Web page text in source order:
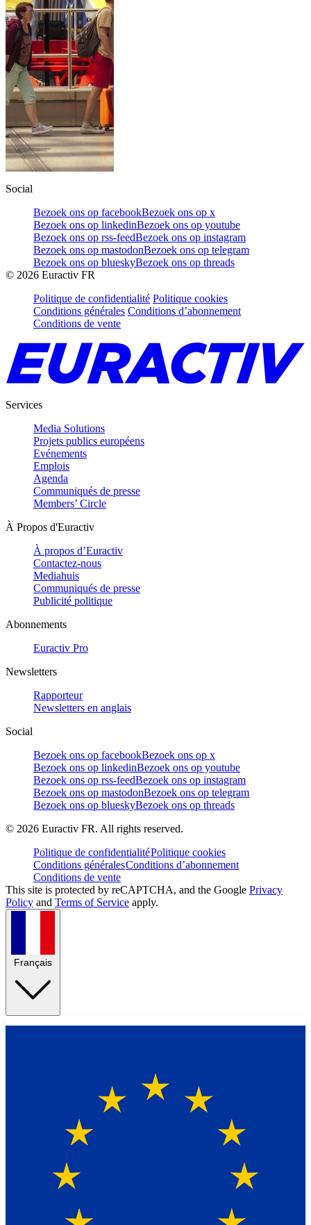
Social
Bezoek ons op facebookBezoek ons op x
Bezoek ons op linkedinBezoek ons op youtube
Bezoek ons op rss-feedBezoek ons op instagram
Bezoek ons op mastodonBezoek ons op telegram
Bezoek ons op blueskyBezoek ons op threads
© 2026 Euractiv FR
Politique de confidentialité Politique cookies
Conditions générales Conditions d’abonnement
Conditions de vente
Services
Media Solutions
Projets publics européens
Evénements
Emplois
Agenda
Communiqués de presse
Members’ Circle
À Propos d'Euractiv
À propos d’Euractiv
Contactez-nous
Mediahuis
Communiqués de presse
Publicité politique
Abonnements
Euractiv Pro
Newsletters
Rapporteur
Newsletters en anglais
Social
Bezoek ons op facebookBezoek ons op x
Bezoek ons op linkedinBezoek ons op youtube
Bezoek ons op rss-feedBezoek ons op instagram
Bezoek ons op mastodonBezoek ons op telegram
Bezoek ons op blueskyBezoek ons op threads
© 2026 Euractiv FR. All rights reserved.
Politique de confidentialitéPolitique cookies
Conditions généralesConditions d’abonnement
Conditions de vente
This site is protected by reCAPTCHA, and the Google Privacy
Policy and Terms of Service apply.
Français